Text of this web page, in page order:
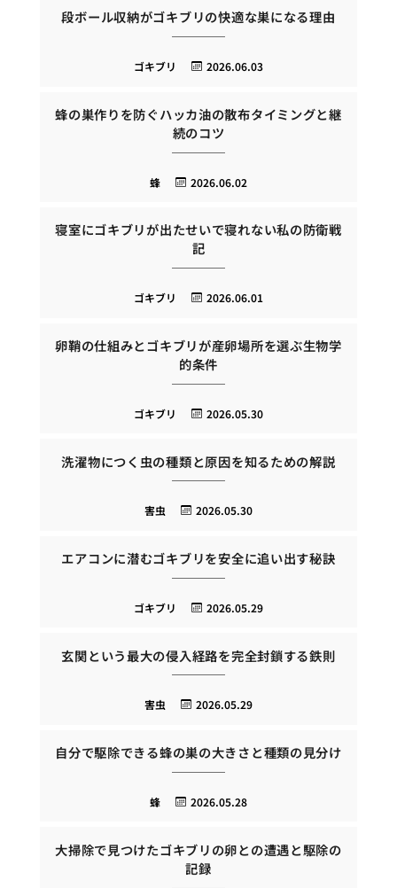
段ボール収納がゴキブリの快適な巣になる理由
2026.06.03
ゴキブリ
蜂の巣作りを防ぐハッカ油の散布タイミングと継
続のコツ
2026.06.02
蜂
寝室にゴキブリが出たせいで寝れない私の防衛戦
記
2026.06.01
ゴキブリ
卵鞘の仕組みとゴキブリが産卵場所を選ぶ生物学
的条件
2026.05.30
ゴキブリ
洗濯物につく虫の種類と原因を知るための解説
2026.05.30
害虫
エアコンに潜むゴキブリを安全に追い出す秘訣
2026.05.29
ゴキブリ
玄関という最大の侵入経路を完全封鎖する鉄則
2026.05.29
害虫
自分で駆除できる蜂の巣の大きさと種類の見分け
2026.05.28
蜂
大掃除で見つけたゴキブリの卵との遭遇と駆除の
記録